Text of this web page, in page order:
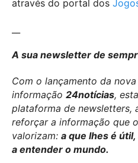
através do portal dos
A sua newsletter de
Com o lançamento da
informação 24notícias,
plataforma de newsletters,
reforçar a informação que
valorizam: a que lhes é
a entender o mundo.